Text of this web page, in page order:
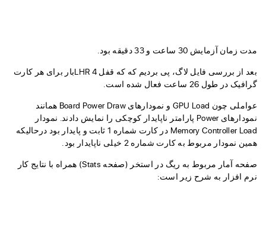
مدت زمان آزمایش 30 ساعت و 33 دقیقه بود.
بعد از بررسی فایل لاگ، پی بردیم که که قفل LHR 4بار برای هر کارت
گرافیک در طول 26 ساعت فعال شده است.
عواملی چون GPU Load و نمودارهای Board Power Draw همانند
نمودارهای Power پارامتر ناپایدار کوچکی را نمایش دادند. نمودار
Memory Controller Load در کارت شماره 1 ثابت و پایدار بود درحالیکه
همین نمودار مربوط به کارت شماره 2 خیلی ناپایدار بود.
صفحه آمار مربوط به ریگ در استخر (صفحه Stats) همراه با نتایج کار
نرم افزار به شرح زیر است: